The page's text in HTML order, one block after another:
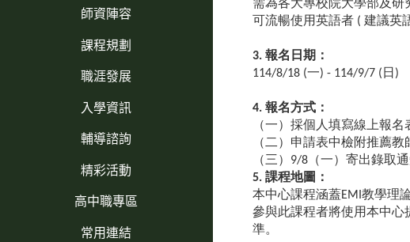
師資陣容
課程規劃
職涯發展
入學資訊
輔導諮詢
精彩活動
高中職專區
常用連結
需為各大專校院大學部及研
可流暢使用英語者 ( 建議英
3. 報名日期：
114/8/18 (一) - 114/9/7 (日)
4. 報名方式：
（一）採個人填寫線上報名
（二）申請表中檢附推薦教
（三）9/8（一）寄出錄取
5. 課程地圖：
本中心課程涵蓋EMI教學理
參與此課程者將使用本中心
準。